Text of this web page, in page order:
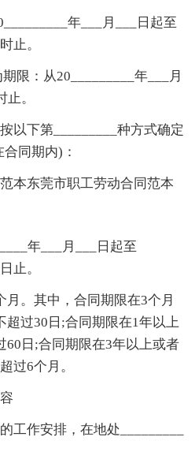
年___月___日起至
止。
限：从20_________年___月
止。
以下第_________种方式确定
同期内)：
本东莞市职工劳动合同范本
年___月___日起至
止。
月。其中，合同期限在3个月
超过30日;合同期限在1年以上
60日;合同期限在3年以上或者
过6个月。
工作安排，在地处_________